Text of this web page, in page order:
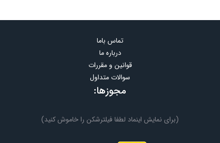
تماس باما
درباره ما
قوانین و مقررات
سوالات متداول
مجوزها:
(برای نمایش اینماد لطفا فیلترشکن را خاموش کنید)